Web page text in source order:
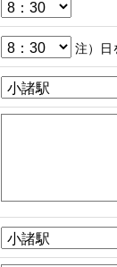
注）日